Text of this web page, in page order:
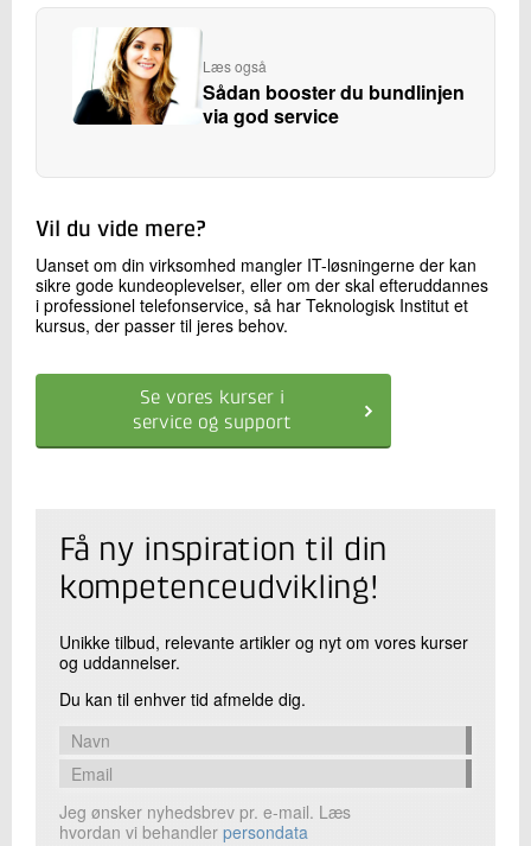
Læs også
Sådan booster du bundlinjen
via god service
Vil du vide mere?
Uanset om din virksomhed mangler IT-løsningerne der kan
sikre gode kundeoplevelser, eller om der skal efteruddannes
i professionel telefonservice, så har Teknologisk Institut et
kursus, der passer til jeres behov.
Se vores kurser i
service og support
Få ny inspiration til din
kompetenceudvikling!
Unikke tilbud, relevante artikler og nyt om vores kurser
og uddannelser.
Du kan til enhver tid afmelde dig.
Jeg ønsker nyhedsbrev pr. e-mail. Læs
hvordan vi behandler persondata